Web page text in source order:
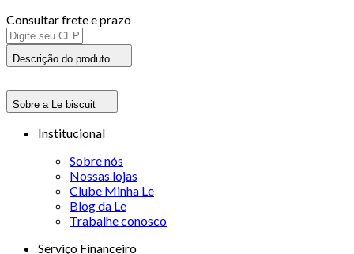
Consultar frete e prazo
Descrição do produto
Sobre a Le biscuit
Institucional
Sobre nós
Nossas lojas
Clube Minha Le
Blog da Le
Trabalhe conosco
Serviço Financeiro